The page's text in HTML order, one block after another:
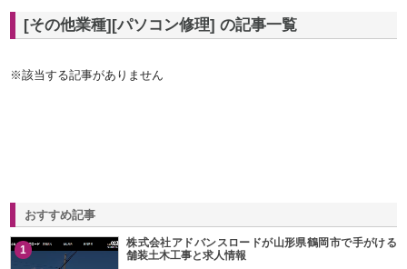
[その他業種][パソコン修理] の記事一覧
※該当する記事がありません
おすすめ記事
1
株式会社アドバンスロードが山形県鶴岡市で手がける
舗装土木工事と求人情報